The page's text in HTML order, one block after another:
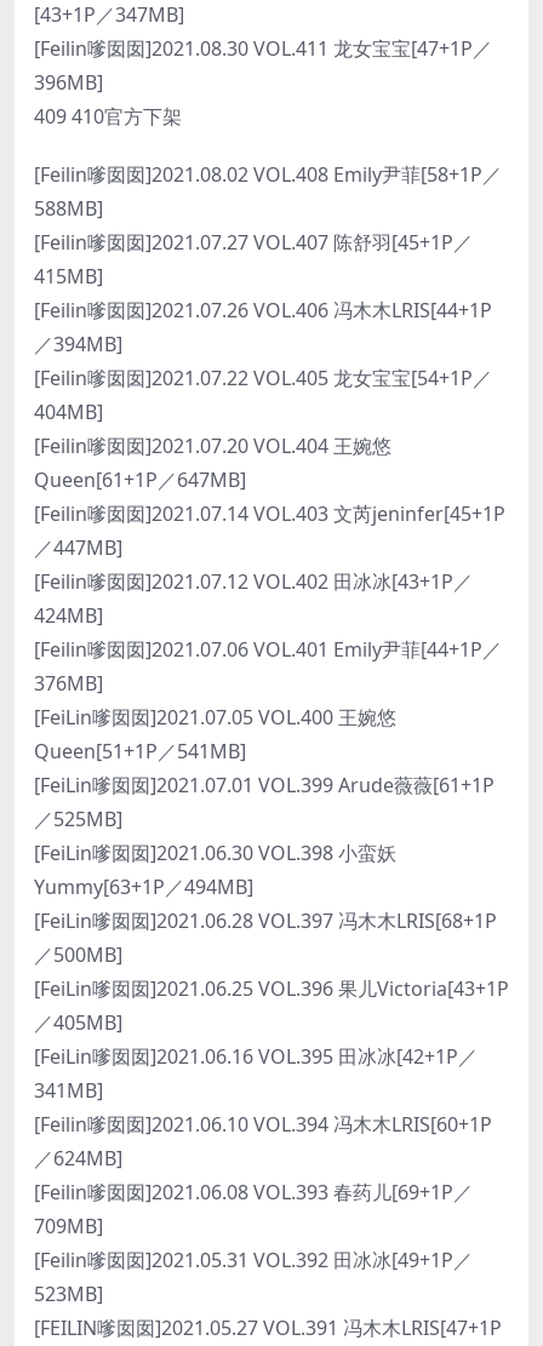
[43+1P／347MB]
[Feilin嗲囡囡]2021.08.30 VOL.411 龙女宝宝[47+1P／
396MB]
409 410官方下架
[Feilin嗲囡囡]2021.08.02 VOL.408 Emily尹菲[58+1P／
588MB]
[Feilin嗲囡囡]2021.07.27 VOL.407 陈舒羽[45+1P／
415MB]
[Feilin嗲囡囡]2021.07.26 VOL.406 冯木木LRIS[44+1P
／394MB]
[Feilin嗲囡囡]2021.07.22 VOL.405 龙女宝宝[54+1P／
404MB]
[Feilin嗲囡囡]2021.07.20 VOL.404 王婉悠
Queen[61+1P／647MB]
[Feilin嗲囡囡]2021.07.14 VOL.403 文芮jeninfer[45+1P
／447MB]
[Feilin嗲囡囡]2021.07.12 VOL.402 田冰冰[43+1P／
424MB]
[Feilin嗲囡囡]2021.07.06 VOL.401 Emily尹菲[44+1P／
376MB]
[FeiLin嗲囡囡]2021.07.05 VOL.400 王婉悠
Queen[51+1P／541MB]
[FeiLin嗲囡囡]2021.07.01 VOL.399 Arude薇薇[61+1P
／525MB]
[FeiLin嗲囡囡]2021.06.30 VOL.398 小蛮妖
Yummy[63+1P／494MB]
[FeiLin嗲囡囡]2021.06.28 VOL.397 冯木木LRIS[68+1P
／500MB]
[FeiLin嗲囡囡]2021.06.25 VOL.396 果儿Victoria[43+1P
／405MB]
[FeiLin嗲囡囡]2021.06.16 VOL.395 田冰冰[42+1P／
341MB]
[Feilin嗲囡囡]2021.06.10 VOL.394 冯木木LRIS[60+1P
／624MB]
[Feilin嗲囡囡]2021.06.08 VOL.393 春药儿[69+1P／
709MB]
[Feilin嗲囡囡]2021.05.31 VOL.392 田冰冰[49+1P／
523MB]
[FEILIN嗲囡囡]2021.05.27 VOL.391 冯木木LRIS[47+1P